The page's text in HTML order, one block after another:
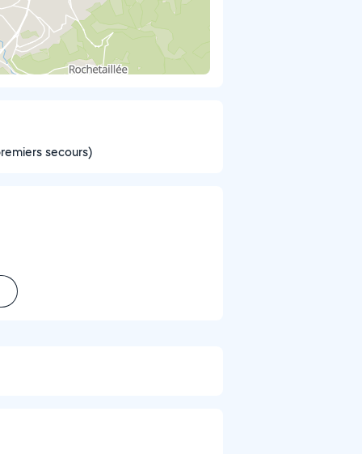
secours)